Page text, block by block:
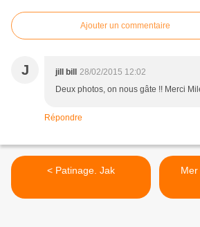
Ajouter un commentaire
J jill bill
28/02/2015 12:02
Deux photos, on nous gâte !! Merci
Répondre
< Patinage. Jak
Mer